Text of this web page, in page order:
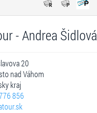
- Andrea Šidlová
20
nad Váhom
kraj
856